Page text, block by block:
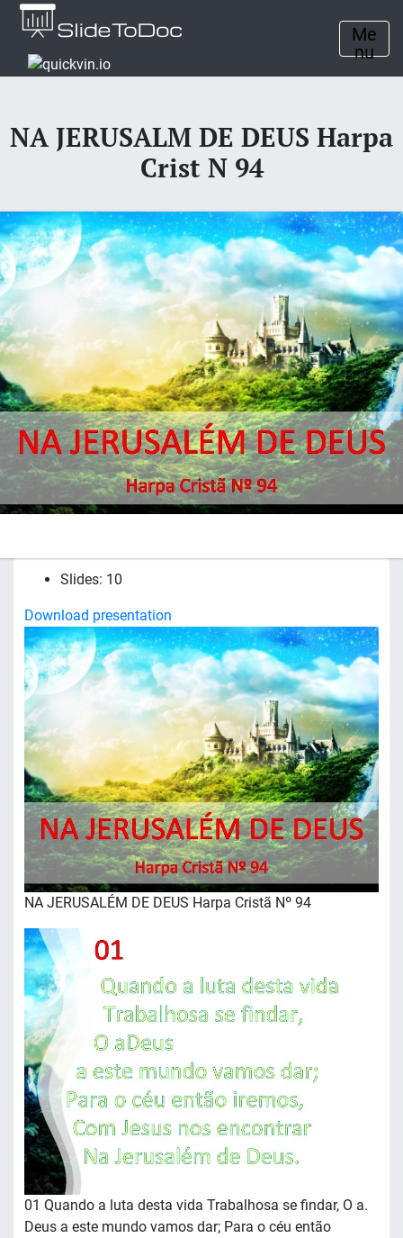
Me
nu
NA JERUSALM DE DEUS Harpa
Crist N 94
Slides: 10
Download presentation
NA JERUSALÉM DE DEUS Harpa Cristã Nº 94
01 Quando a luta desta vida Trabalhosa se findar, O a.
Deus a este mundo vamos dar; Para o céu então